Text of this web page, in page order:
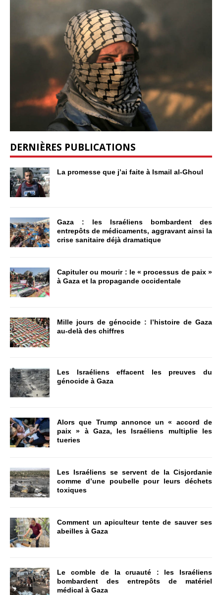
DERNIÈRES PUBLICATIONS
La promesse que j’ai faite à Ismail al-Ghoul
Gaza : les Israéliens bombardent des
entrepôts de médicaments, aggravant ainsi la
crise sanitaire déjà dramatique
Capituler ou mourir : le « processus de paix »
à Gaza et la propagande occidentale
Mille jours de génocide : l’histoire de Gaza
au-delà des chiffres
Les Israéliens effacent les preuves du
génocide à Gaza
Alors que Trump annonce un « accord de
paix » à Gaza, les Israéliens multiplie les
tueries
Les Israéliens se servent de la Cisjordanie
comme d’une poubelle pour leurs déchets
toxiques
Comment un apiculteur tente de sauver ses
abeilles à Gaza
Le comble de la cruauté : les Israéliens
bombardent des entrepôts de matériel
médical à Gaza